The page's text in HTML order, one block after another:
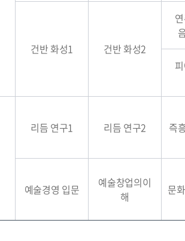
건반 화성1 건반 화성2
리듬 연구1 리듬 연구2 즉
예술경영 입문
예술창업의이
해
문